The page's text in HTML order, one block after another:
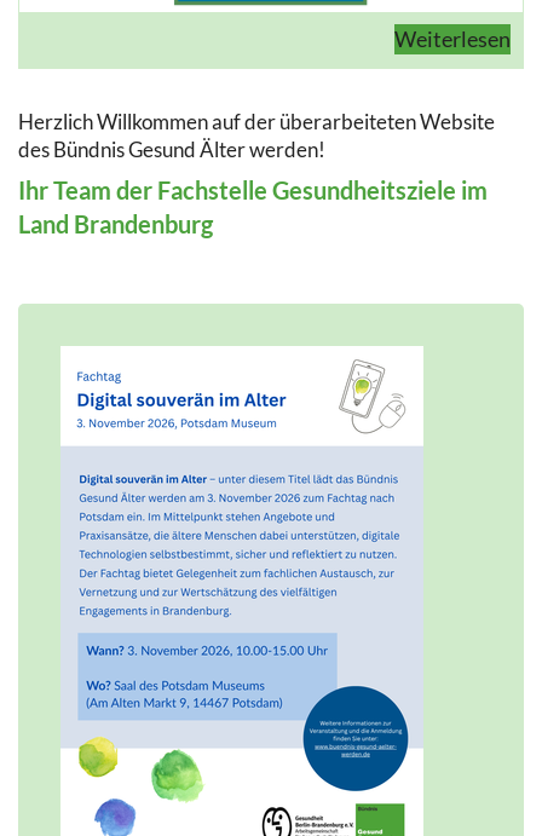
Weiterlesen
Herzlich Willkommen auf der überarbeiteten Website
des Bündnis Gesund Älter werden!
Ihr Team der Fachstelle Gesundheitsziele im
Land Brandenburg